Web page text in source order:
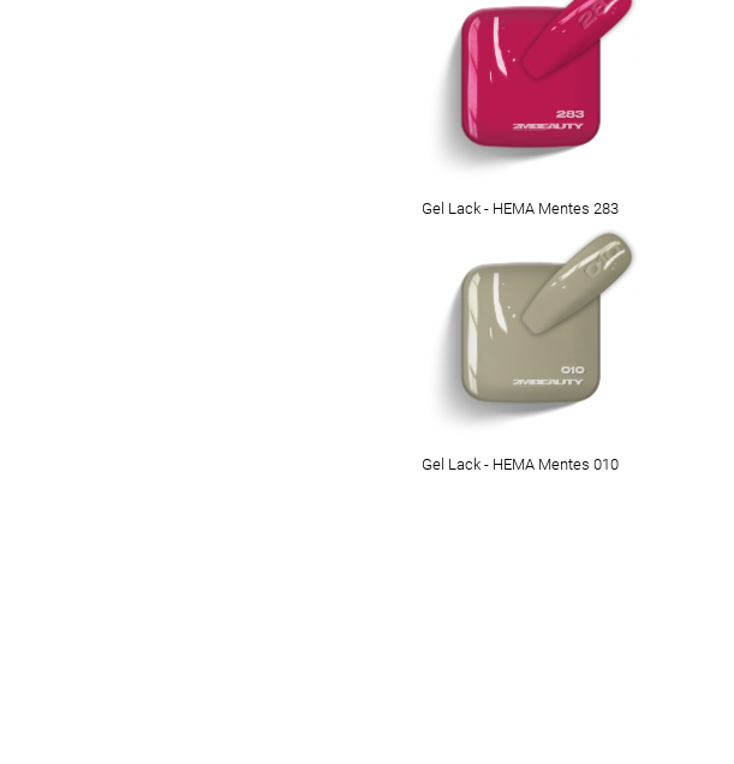
Gel Lack - HEMA Mentes 283
Gel Lack - HEMA Mentes 010